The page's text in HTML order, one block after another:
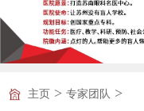
主页> 专家团队 >